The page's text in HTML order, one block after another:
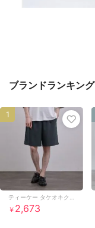
ブランドランキング
￥ 2,673
1